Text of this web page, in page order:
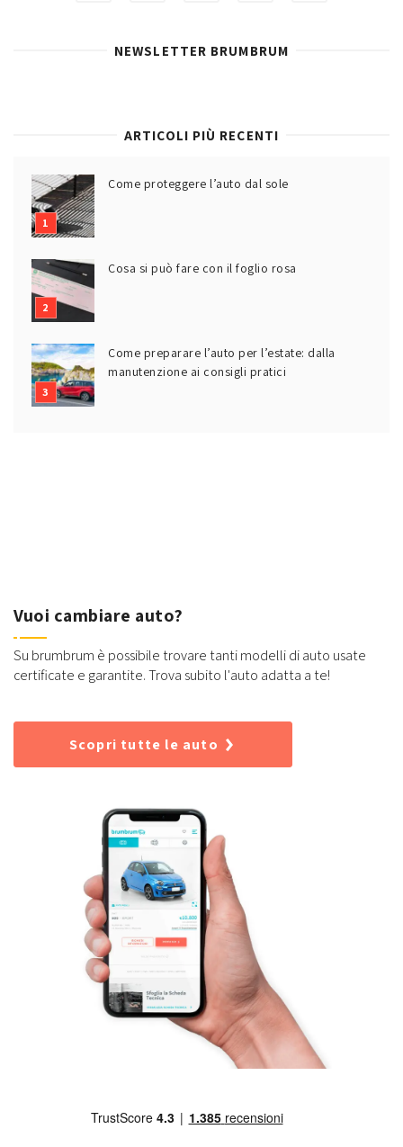
NEWSLETTER BRUMBRUM
ARTICOLI PIÙ RECENTI
Come proteggere l’auto dal sole
Cosa si può fare con il foglio rosa
Come preparare l’auto per l’estate: dalla
manutenzione ai consigli pratici
Vuoi cambiare auto?
Su brumbrum è possibile trovare tanti modelli di auto usate
certificate e garantite. Trova subito l'auto adatta a te!
Scopri tutte le auto